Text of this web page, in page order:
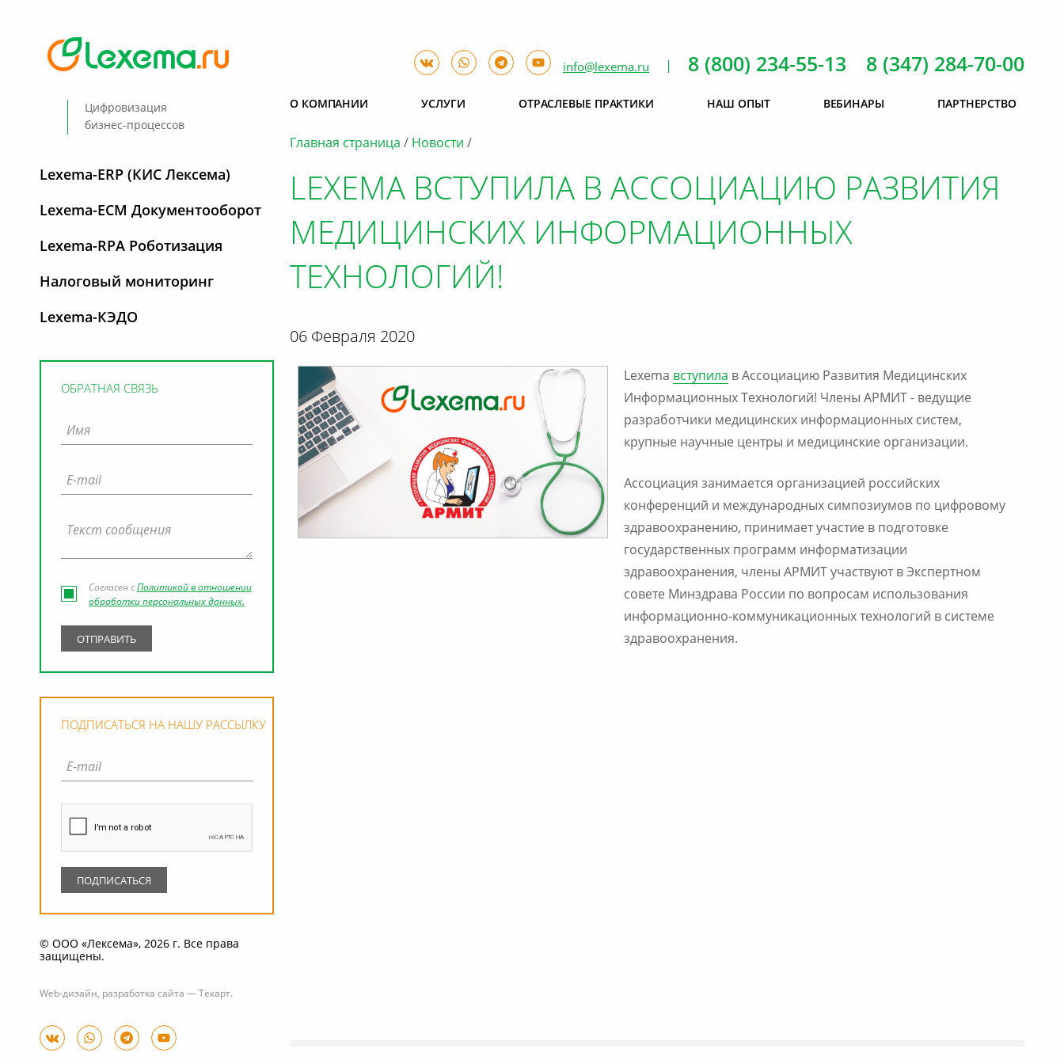
Lexema-ERP (КИС Лексема)
Lexema-ECM Документооборот
Lexema-RPA Роботизация
Налоговый мониторинг
Lexema-КЭДО
ОБРАТНАЯ СВЯЗЬ
Согласен сПолитикой в отношении
обработки персональных данных.
ПОДПИСАТЬСЯ НА НАШУ РАССЫЛКУ
© ООО «Лексема», 2026 г. Все права
защищены.
Web-дизайн, разработка сайта — Текарт.
Главная страница Новости
LEXEMA ВСТУПИЛА В АССОЦИАЦИЮ РАЗВИТИЯ
МЕДИЦИНСКИХ ИНФОРМАЦИОННЫХ
ТЕХНОЛОГИЙ!
06 Февраля 2020
Lexema вступила в Ассоциацию Развития Медицинских
Информационных Технологий! Члены АРМИТ - ведущие
разработчики медицинских информационных систем,
крупные научные центры и медицинские организации.
Ассоциация занимается организацией российских
конференций и международных симпозиумов по цифровому
здравоохранению, принимает участие в подготовке
государственных программ информатизации
здравоохранения, члены АРМИТ участвуют в Экспертном
совете Минздрава России по вопросам использования
информационно-коммуникационных технологий в системе
здравоохранения.
Цифровизация
бизнес-процессов
info@lexema.ru 8 (800) 234-55-13 8 (347) 284-70-00
О КОМПАНИИ УСЛУГИ ОТРАСЛЕВЫЕ ПРАКТИКИ НАШ ОПЫТ ВЕБИНАРЫ ПАРТНЕРСТВО